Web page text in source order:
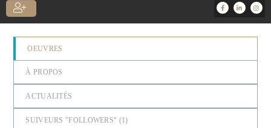
OEUVRES
À PROPOS
ACTUALITÉS
SUIVEURS "FOLLOWERS" (1)